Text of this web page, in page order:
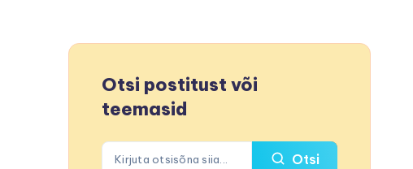
Otsi postitust või
teemasid
Otsi